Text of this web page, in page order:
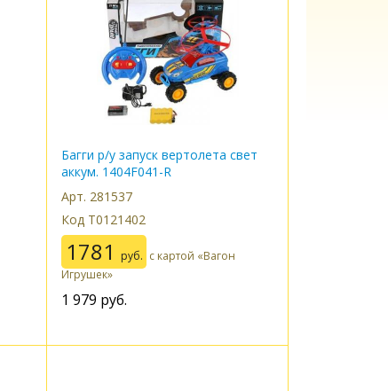
Багги р/у запуск вертолета свет
аккум. 1404F041-R
Арт. 281537
Код Т0121402
1781 руб. с картой «Вагон
Игрушек»
1 979 руб.